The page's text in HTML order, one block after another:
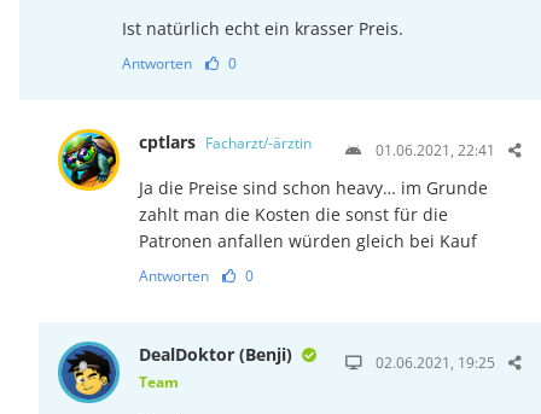
Ist natürlich echt ein krasser Preis.
Antworten 0
cptlars Facharzt/-ärztin 01.06.2021, 22:41
Ja die Preise sind schon heavy… im Grunde
zahlt man die Kosten die sonst für die
Patronen anfallen würden gleich bei Kauf
Antworten 0
DealDoktor (Benji)
Team
02.06.2021, 19:25